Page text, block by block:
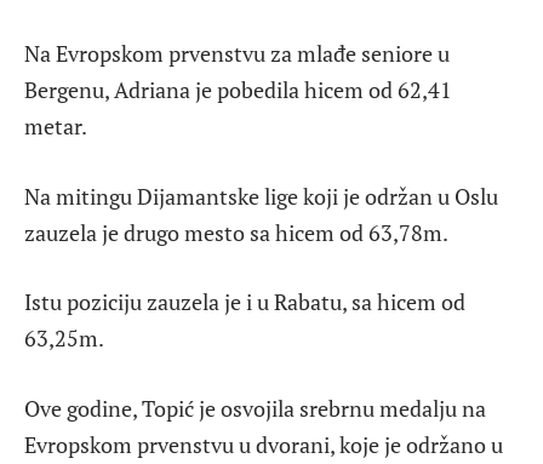
Na Evropskom prvenstvu za mlađe seniore u
Bergenu, Adriana je pobedila hicem od 62,41
metar.
Na mitingu Dijamantske lige koji je održan u Oslu
zauzela je drugo mesto sa hicem od 63,78m.
Istu poziciju zauzela je i u Rabatu, sa hicem od
63,25m.
Ove godine, Topić je osvojila srebrnu medalju na
Evropskom prvenstvu u dvorani, koje je održano u